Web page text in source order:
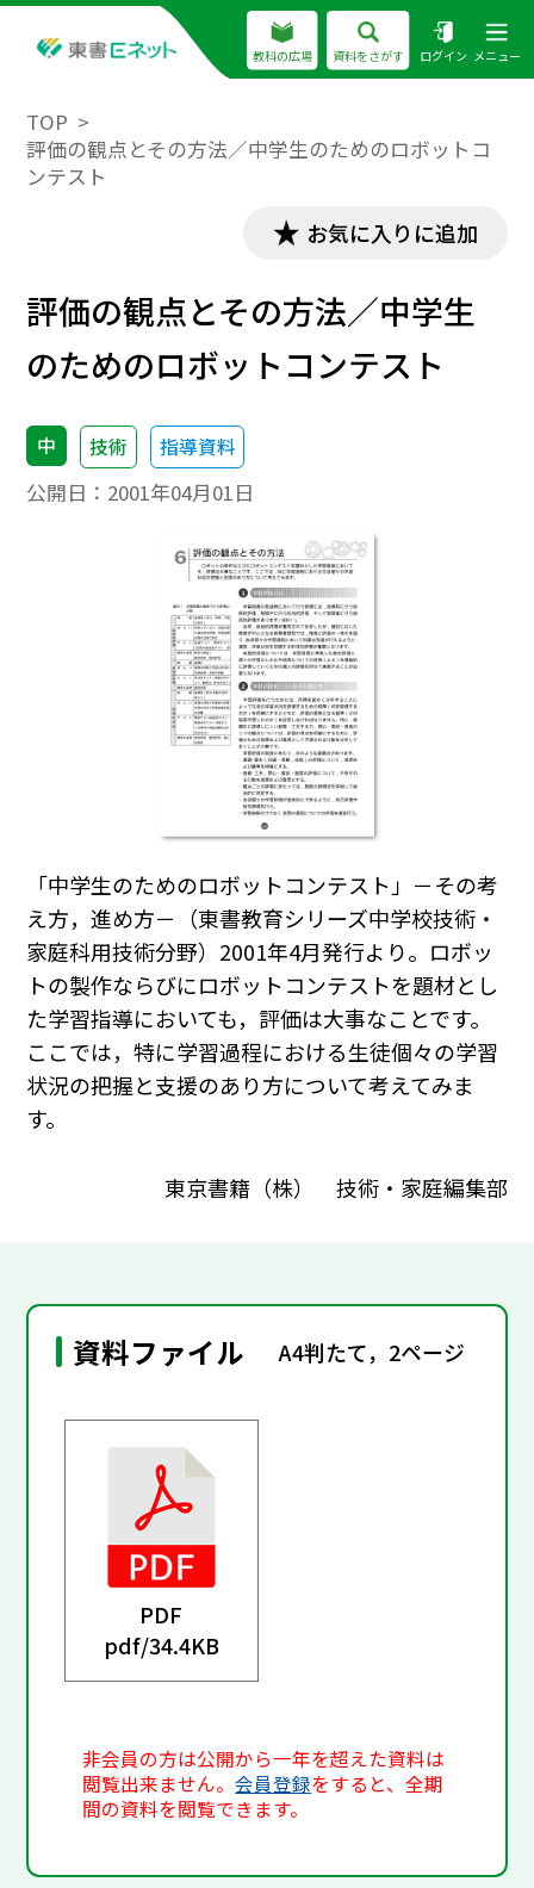
教科の広場 資料をさがす ログイン メニュー
TOP
評価の観点とその方法／中学生のためのロボットコ
ンテスト
お気に入りに追加
評価の観点とその方法／中学生
のためのロボットコンテスト
中 技術 指導資料
公開日： 2001年04月01日
「中学生のためのロボットコンテスト」－その考
え方，進め方－（東書教育シリーズ中学校技術・
家庭科用技術分野）2001年4月発行より。ロボッ
トの製作ならびにロボットコンテストを題材とし
た学習指導においても，評価は大事なことです。
ここでは，特に学習過程における生徒個々の学習
状況の把握と支援のあり方について考えてみま
す。
東京書籍（株） 技術・家庭編集部
資料ファイル A4判たて，2ページ
PDF
pdf/34.4KB
非会員の方は公開から一年を超えた資料は
閲覧出来ません。会員登録をすると、全期
間の資料を閲覧できます。